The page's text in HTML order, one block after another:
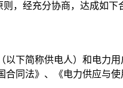
，经充分协商，达成如下
以下简称供电人）和电力
合同法》、《电力供应与